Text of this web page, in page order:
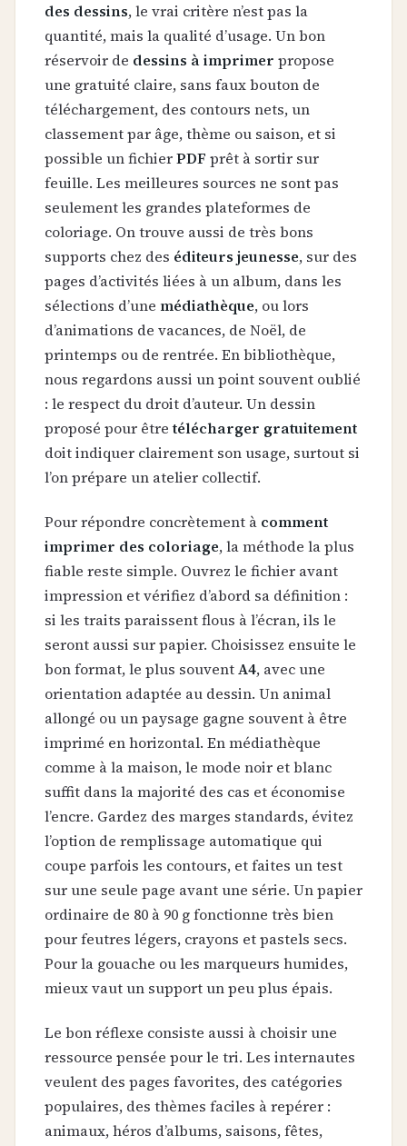
des dessins, le vrai critère n’est pas la
quantité, mais la qualité d’usage. Un bon
réservoir de dessins à imprimer propose
une gratuité claire, sans faux bouton de
téléchargement, des contours nets, un
classement par âge, thème ou saison, et si
possible un fichierPDF prêt à sortir sur
feuille. Les meilleures sources ne sont pas
seulement les grandes plateformes de
coloriage. On trouve aussi de très bons
supports chez des éditeurs jeunesse, sur des
pages d’activités liées à un album, dans les
sélections d’une médiathèque, ou lors
d’animations de vacances, de Noël, de
printemps ou de rentrée. En bibliothèque,
nous regardons aussi un point souvent oublié
: le respect du droit d’auteur. Un dessin
proposé pour êtretélécharger gratuitement
doit indiquer clairement son usage, surtout si
l’on prépare un atelier collectif.
Pour répondre concrètement à comment
imprimer des coloriage, la méthode la plus
fiable reste simple. Ouvrez le fichier avant
impression et vérifiez d’abord sa définition :
si les traits paraissent flous à l’écran, ils le
seront aussi sur papier. Choisissez ensuite le
bon format, le plus souventA4, avec une
orientation adaptée au dessin. Un animal
allongé ou un paysage gagne souvent à être
imprimé en horizontal. En médiathèque
comme à la maison, le mode noir et blanc
suffit dans la majorité des cas et économise
l’encre. Gardez des marges standards, évitez
l’option de remplissage automatique qui
coupe parfois les contours, et faites un test
sur une seule page avant une série. Un papier
ordinaire de 80 à 90 g fonctionne très bien
pour feutres légers, crayons et pastels secs.
Pour la gouache ou les marqueurs humides,
mieux vaut un support un peu plus épais.
Le bon réflexe consiste aussi à choisir une
ressource pensée pour le tri. Les internautes
veulent des pages favorites, des catégories
populaires, des thèmes faciles à repérer :
animaux, héros d’albums, saisons, fêtes,